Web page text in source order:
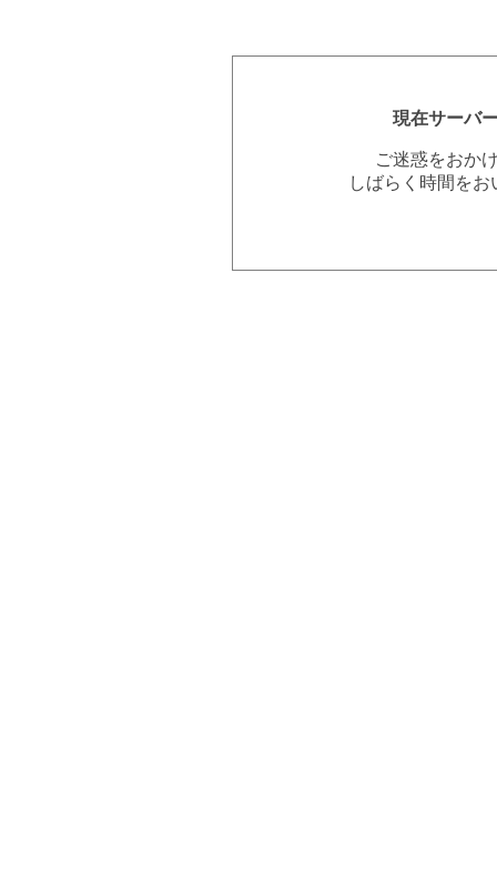
現在サーバ
ご迷惑をおか
しばらく時間を